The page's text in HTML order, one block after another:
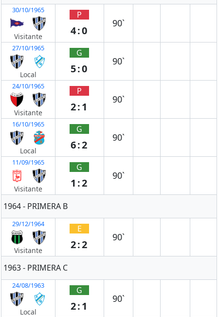
30/10/1965
Visitante
P
4:0
90`
27/10/1965
Local
G
5:0
90`
24/10/1965
Visitante
P
2:1
90`
16/10/1965
Local
G
6:2
90`
11/09/1965
Visitante
G
1:2
90`
1964 - PRIMERA B
29/12/1964
Visitante
E
2:2
90`
1963 - PRIMERA C
24/08/1963
Local
G
2:1
90`